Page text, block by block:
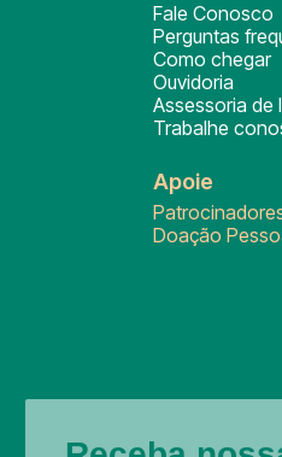
Fale Conosco
Perguntas
Como chegar
Ouvidoria
Assessoria de
Trabalhe
Apoie
Doação